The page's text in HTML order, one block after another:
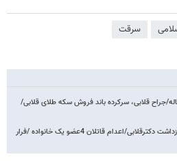
سرقت
برای قاتل کودک 5ساله/جراح قلابی، سرکرده باند فروش سکه طلای قلابی/
مرگ پیرمرد درآتش سوزی/بازداشت دکترقلابی/اعدام قاتلان 4عضو یک خانواده /فرار